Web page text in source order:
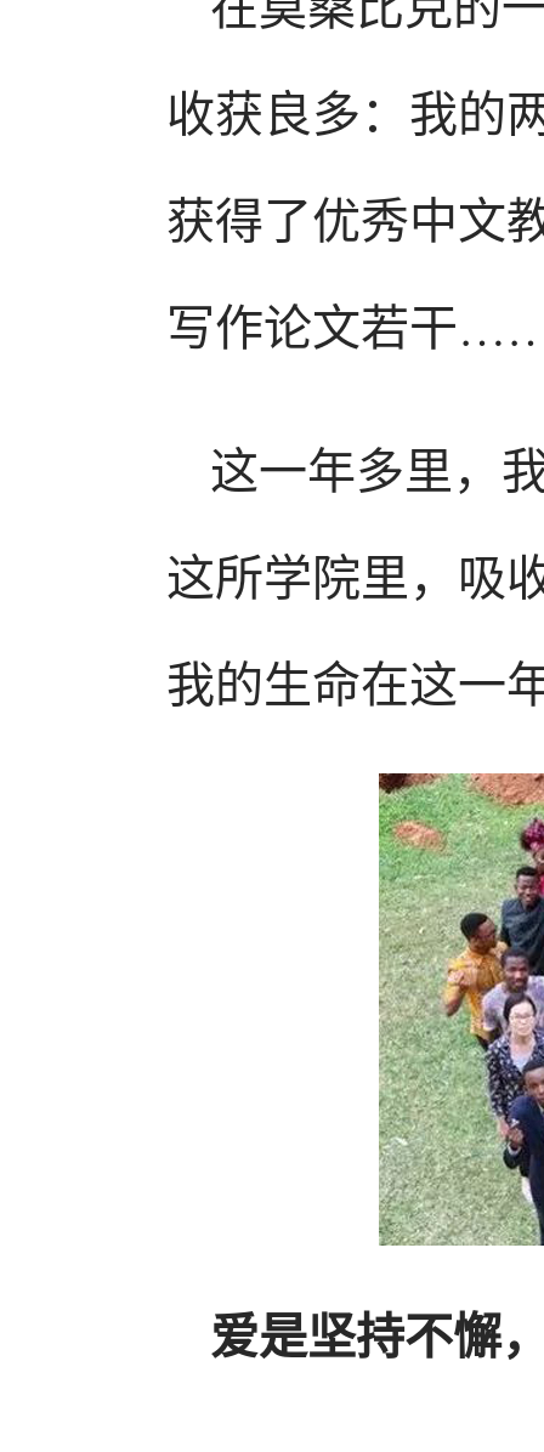
收获良多：我的
获得了优秀中文
写作论文若干
这一年多里，
这所学院里，吸
我的生命在这一
爱是坚持不懈